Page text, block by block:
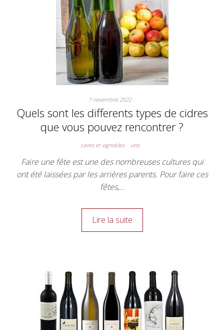
7 novembre 2022
Quels sont les differents types de cidres
que vous pouvez rencontrer ?
caves et vignobles vins
Faire une fête est une des nombreuses cultures qui
ont été laissées par les arrières parents. Pour faire ces
fêtes,…
Lire la suite